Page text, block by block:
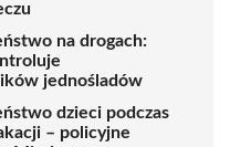
na drogach:
jednośladów
dzieci podczas
– policyjne